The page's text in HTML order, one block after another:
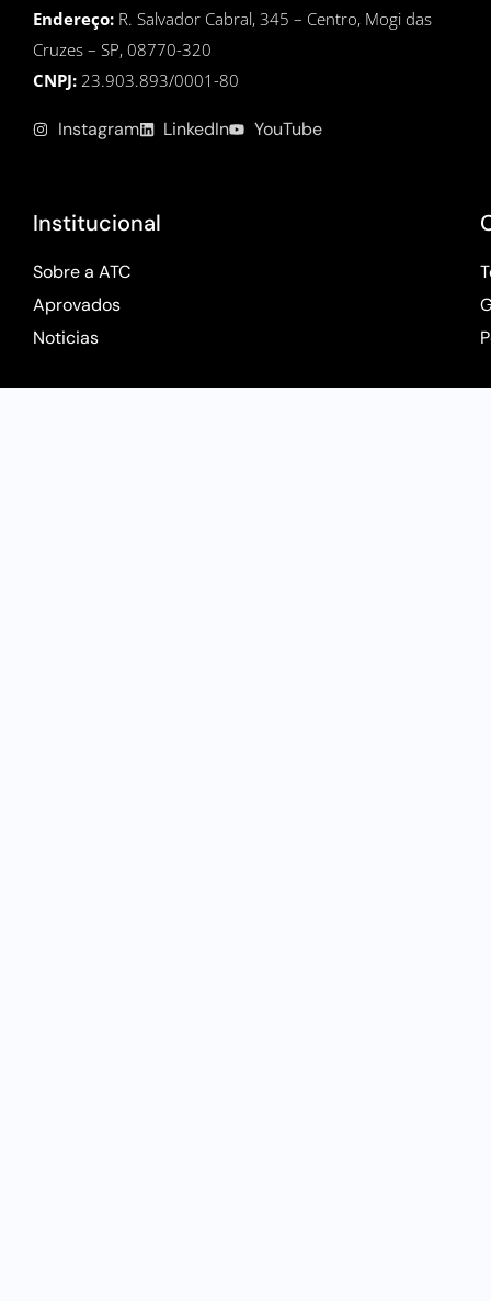
Endereço: R. Salvador Cabral, 345 – Centro, Mogi das
Cruzes – SP, 08770-320
CNPJ: 23.903.893/0001-80
Instagram LinkedIn YouTube
Institucional
Sobre a ATC
Aprovados
Noticias